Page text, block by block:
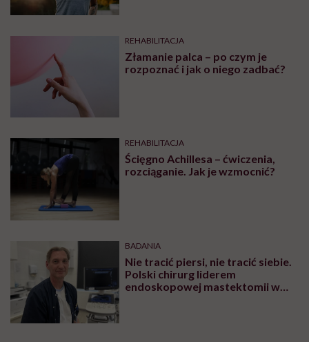
REHABILITACJA
Złamanie palca – po czym je
rozpoznać i jak o niego zadbać?
REHABILITACJA
Ścięgno Achillesa – ćwiczenia,
rozciąganie. Jak je wzmocnić?
BADANIA
Nie tracić piersi, nie tracić siebie.
Polski chirurg liderem
endoskopowej mastektomii w